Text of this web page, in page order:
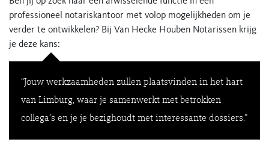
professioneel notariskantoor met volop mogelijkheden om je
verder te ontwikkelen? Bij Van Hecke Houben Notarissen krijg
je deze kans:
“Jouw werkzaamheden zullen plaatsvinden in het hart
van Limburg, waar je samenwerkt met betrokken
collega’s en je je bezighoudt met interessante dossiers.”